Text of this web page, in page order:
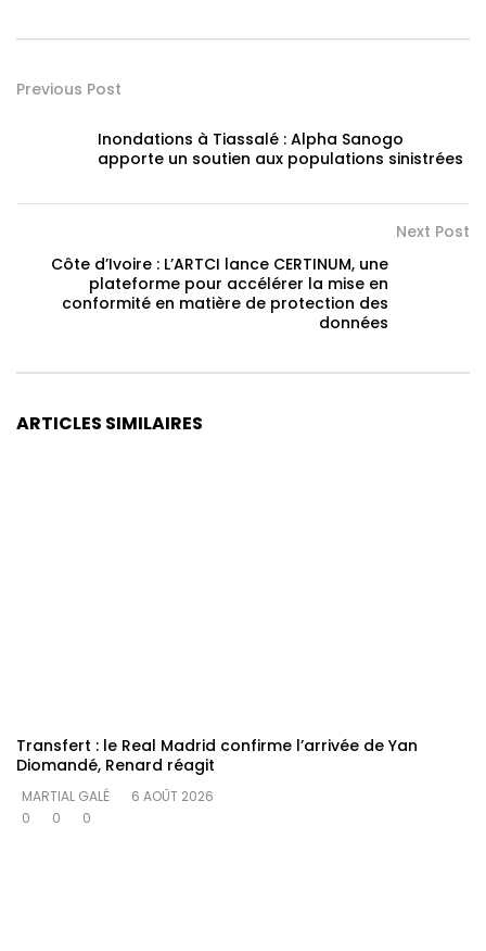
Previous Post
Inondations à Tiassalé : Alpha Sanogo
apporte un soutien aux populations sinistrées
Next Post
Côte d’Ivoire : L’ARTCI lance CERTINUM, une
plateforme pour accélérer la mise en
conformité en matière de protection des
données
ARTICLES SIMILAIRES
Transfert : le Real Madrid confirme l’arrivée de Yan
Diomandé, Renard réagit
MARTIAL GALÉ
6 AOÛT 2026
0
0 0